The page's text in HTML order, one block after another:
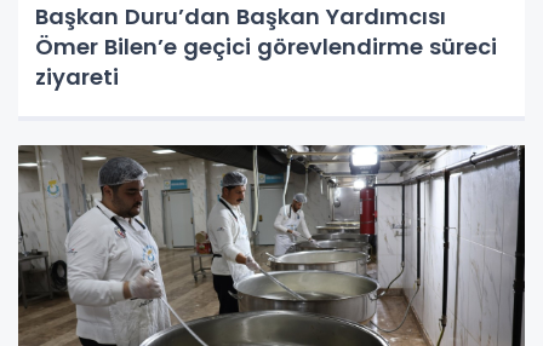
Başkan Duru’dan Başkan Yardımcısı
Ömer Bilen’e geçici görevlendirme süreci
ziyareti